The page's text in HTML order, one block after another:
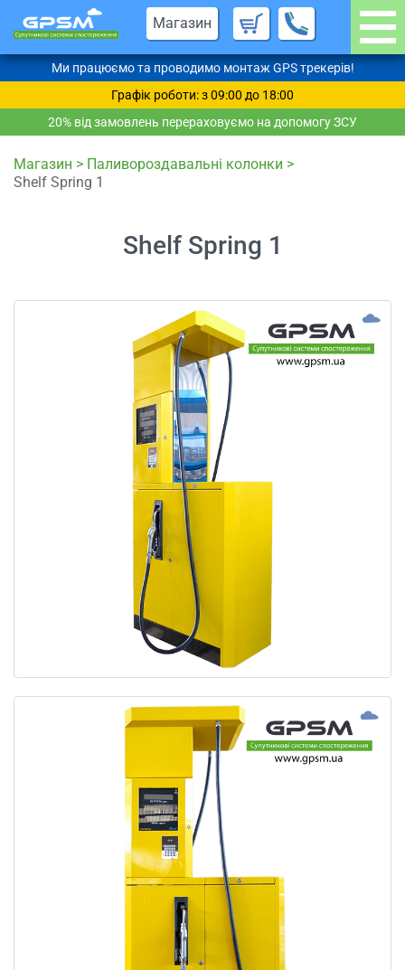
Магазин
Ми працюємо та проводимо монтаж GPS трекерів!
Графік роботи: з 09:00 до 18:00
20% від замовлень перераховуємо на допомогу ЗСУ
Магазин > Паливороздавальні колонки >
Shelf Spring 1
Shelf Spring 1